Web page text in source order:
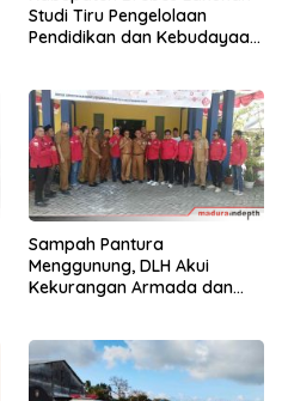
Studi Tiru Pengelolaan
Pendidikan dan Kebudayaan
Sampah Pantura
Menggunung, DLH Akui
Kekurangan Armada dan